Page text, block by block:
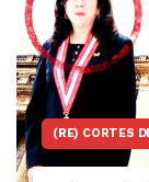
(RE) CORTES